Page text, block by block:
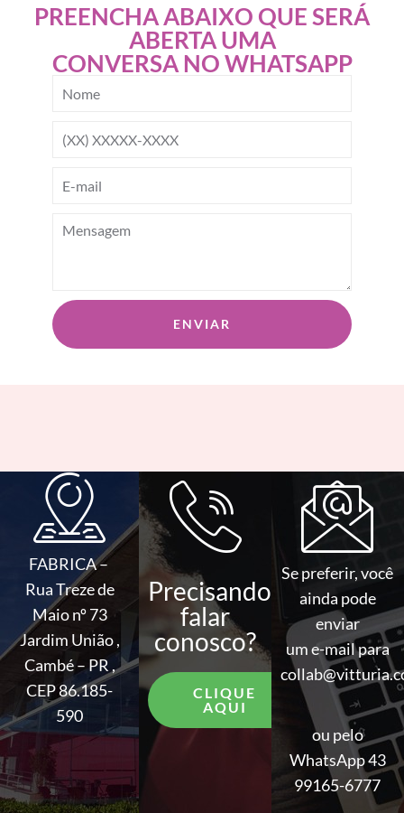
PREENCHA ABAIXO QUE SERÁ
ABERTA UMA
CONVERSA NO WHATSAPP
ENVIAR
FABRICA –
Rua Treze de
Maio nº 73
Jardim União ,
Cambé – PR ,
CEP 86.185-
590
Precisando
falar
conosco?
CLIQUE
AQUI
Se preferir, você
ainda pode
enviar
um e-mail para
ou pelo
WhatsApp 43
99165-6777